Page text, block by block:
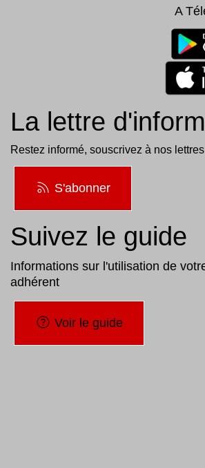
A
La lettre
Restez informé, souscrivez à nos
S'abonner
Suivez le guide
Informations sur l'utilisation de
adhérent
Voir le guide